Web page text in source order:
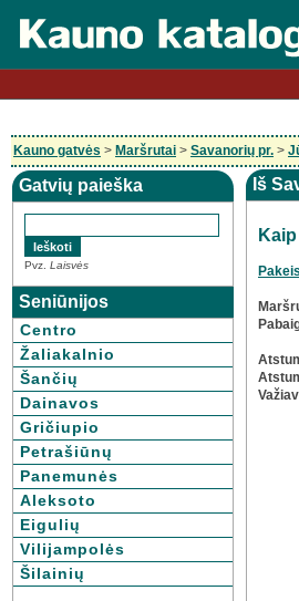
Kauno gatvės > Maršrutai > Savanorių pr. >
Gatvių paieška
Pvz. Laisvės
Seniūnijos
Centro
Žaliakalnio
Šančių
Dainavos
Gričiupio
Petrašiūnų
Panemunės
Aleksoto
Eigulių
Vilijampolės
Šilainių
Iš